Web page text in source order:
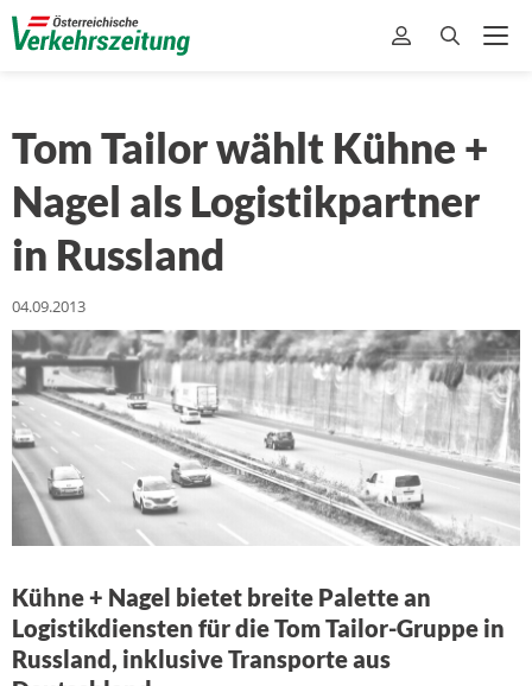
Tom Tailor wählt Kühne +
Nagel als Logistikpartner
in Russland
04.09.2013
Kühne + Nagel bietet breite Palette an
Logistikdiensten für die Tom Tailor-Gruppe in
Russland, inklusive Transporte aus